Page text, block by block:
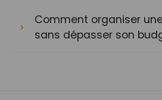
Comment organiser
sans dépasser son